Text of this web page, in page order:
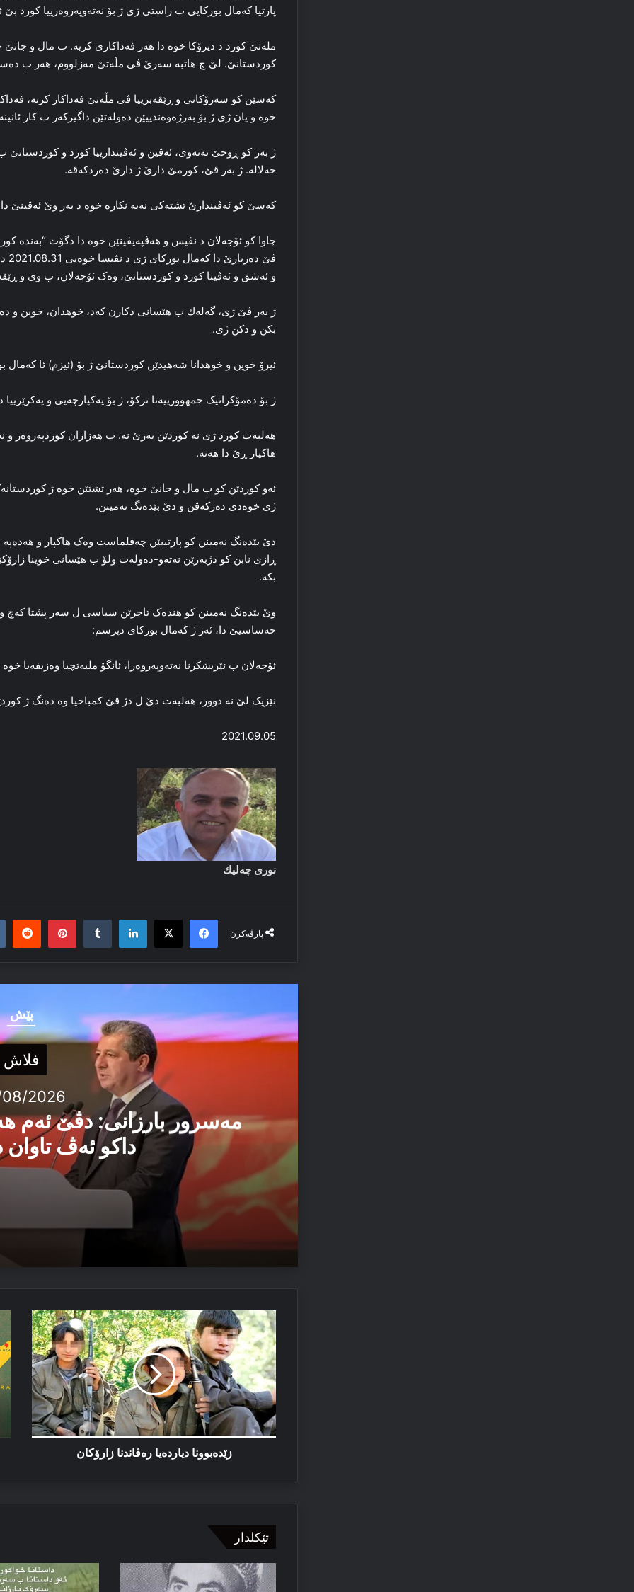
پارتیا که‌مال بورکایی ب راستی ژی ژ بۆ نه‌ته‌وپه‌روه‌رییا کورد بێ
مله‌تێ کورد د دیرۆکا خوه‌ دا‌ هه‌ر فه‌داکاری کریه‌. ب مال و جانێ
کوردستانێ. لێ چ هاتبه‌ سه‌رێ ڤی مڵه‌تێ مەزلووم، هه‌ر ب
که‌سێن کو سه‌رۆکاتی و ڕێڤه‌برییا ڤی مڵه‌تێ فه‌داکار کرنه‌،
خوه‌ و یان ژی ژ بۆ به‌رژه‌وه‌ندییێن ده‌وله‌تێن داگیرکه‌ر ب کار
ژ به‌ر کو ڕوحێ نه‌ته‌وی، ئه‌ڤین و ئه‌ڤیندارییا کورد و کوردستانێ ب
حەلالە. ژ به‌ر ڤێ، کورمێ دارێ ژ دارێ ده‌ردکه‌ڤه‌.
که‌سێ کو ئه‌ڤیندارێ تشته‌کی نه‌به‌ نکاره‌ خوه‌ د به‌ر وێ ئه‌ڤینێ دا‌
چاوا کو ئۆجەلان د نڤیس و هه‌ڤپه‌یڤینێن خوه‌ دا‌ دگۆت “به‌نده‌
و ئه‌شق و ئه‌ڤینا کورد و کوردستانێ، وه‌ک ئۆجەلان، ب وی و
ژ به‌ر ڤێ ژی، گەلەك ب هێسانی دکارن که‌د، خوھدان، خوین و
بکن و دکن ژی.
ئیرۆ خوین و خوھدانا شه‌هیدێن کوردستانێ ژ بۆ (ئیزم) ئا که‌مال
ژ بۆ ده‌مۆکراتیک جمهوورییه‌تا ترکۆ، ژ بۆ یه‌کپارچەیی‌ و یه‌کرێزییا
هه‌لبه‌ت کورد ژی نه‌ کوردێن به‌رێ نه‌. ب هه‌زاران کوردپه‌روه‌ر و
هاکپار ڕێ دا هه‌نه‌.
ئه‌و کوردێن کو ب مال و جانێ خوه‌، هه‌ر تشتێن خوه‌ ژ
ژی خوه‌دی ده‌رکه‌ڤن و دێ بێده‌نگ نه‌مینن.
دێ بێده‌نگ نه‌مینن کو پارتییێن چه‌قلماست وه‌ک هاکپار و
ڕازی نا‌بن کو دژبه‌رێن نه‌ته‌و-ده‌وله‌ت ولۆ ب هێسانی خوینا
بکه‌.
وێ بێده‌نگ نه‌مینن کو هنده‌ک تاجرێن سیاسی ل سه‌ر پشتا که‌چ و
حه‌ساسیێ دا‌، ئه‌ز ژ که‌مال بورکای دپرسم:
ئۆجەلان ب ئێریشکرنا نه‌ته‌وپه‌روه‌را، ئانگۆ ملیه‌تچیا
نێزیک لێ نه‌ دوور، هه‌لبه‌ت دێ ل دژ ڤێ کمباخیا وه‌ ده‌نگ ژ
2021.09.05
نوری چەلیك
پارڤەکرن
Facebook
X
LinkedIn
Tumblr
پێش
فلاش
2026
مەسرور بارزانی: دڤێ ئەم
داکو ئەڤ تاوان
04/08/2026
مەسرور بارزانی: دڤێ ئەم هەموو ب هەڤ را کاربکن
ئێزدیۆ رابە ژ خەوێ
زێدەبوونا
دیاردەیا
رەڤاندنا
زارۆكان
زێدەبوونا دیاردەیا رەڤاندنا زارۆكان
ل
تێکلدار